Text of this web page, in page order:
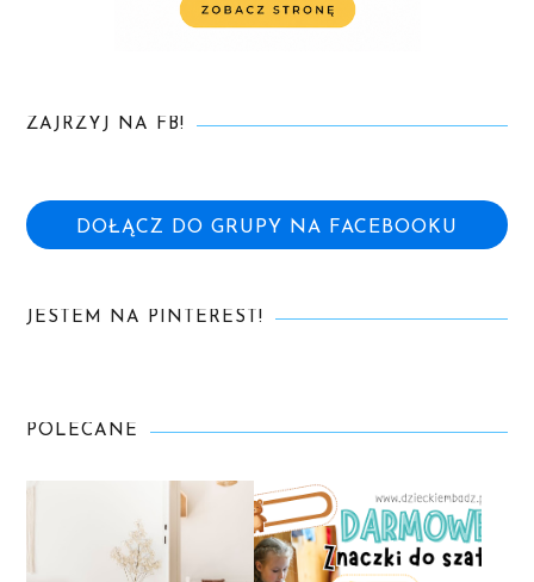
ZAJRZYJ NA FB!
DOŁĄCZ DO GRUPY NA FACEBOOKU
JESTEM NA PINTEREST!
POLECANE